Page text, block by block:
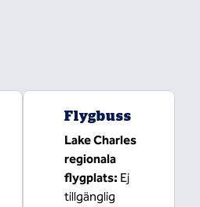
Flygbuss
Lake Charles
regionala
flygplats: Ej
tillgänglig